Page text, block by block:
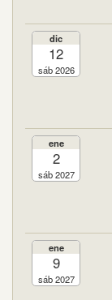
dic
12
sáb 2026
ene
2
sáb 2027
ene
9
sáb 2027